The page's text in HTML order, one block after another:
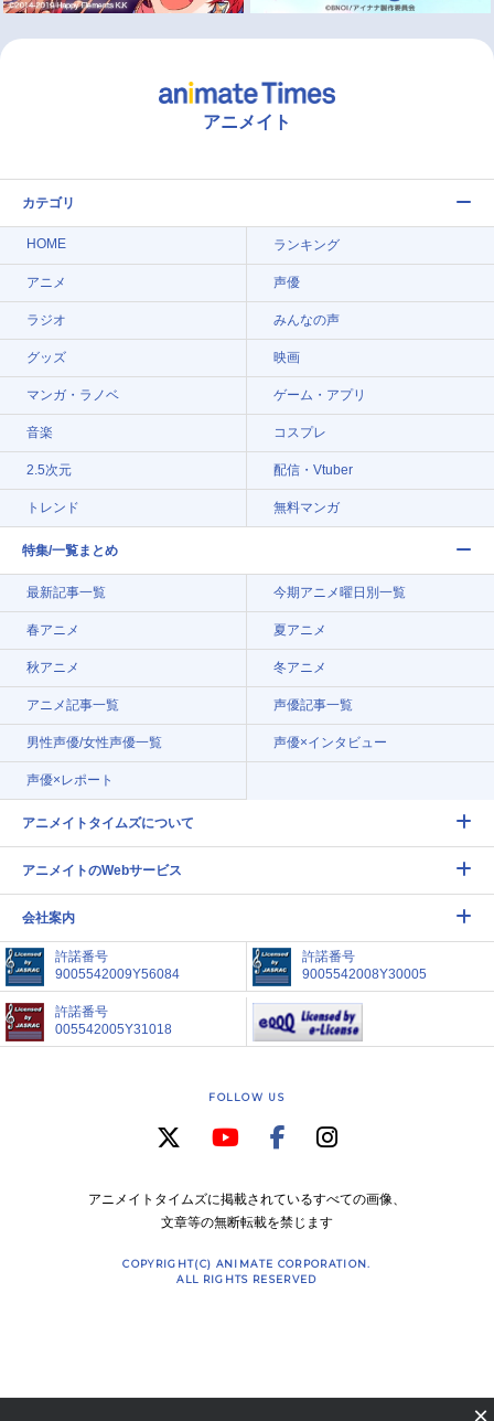
アニメイト
カテゴリ
HOME ランキング
アニメ 声優
ラジオ みんなの声
グッズ 映画
マンガ・ラノベ ゲーム・アプリ
音楽 コスプレ
2.5次元 配信・Vtuber
トレンド 無料マンガ
特集/一覧まとめ
最新記事一覧 今期アニメ曜日別一覧
春アニメ 夏アニメ
秋アニメ 冬アニメ
アニメ記事一覧 声優記事一覧
男性声優/女性声優一覧 声優×インタビュー
声優×レポート
アニメイトタイムズについて
アニメイトのWebサービス
会社案内
許諾番号
9005542009Y56084
許諾番号
9005542008Y30005
許諾番号
005542005Y31018
FOLLOW US
アニメイトタイムズに掲載されているすべての画像、
文章等の無断転載を禁じます
COPYRIGHT(C) ANIMATE CORPORATION.
ALL RIGHTS RESERVED